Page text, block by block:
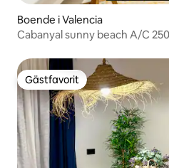
Boende i Valencia
Cabanyal sunny beach A/C
Gästfavorit
Gästfavorit